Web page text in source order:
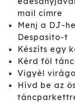
mail címre
Menj a DJ-
Despasito-t
Készíts egy
Kérd föl
Vigyél
Hívd be az